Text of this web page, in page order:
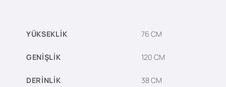
YÜKSEKLIK 76 CM
GENIŞLIK 120 CM
DERINLIK 38 CM